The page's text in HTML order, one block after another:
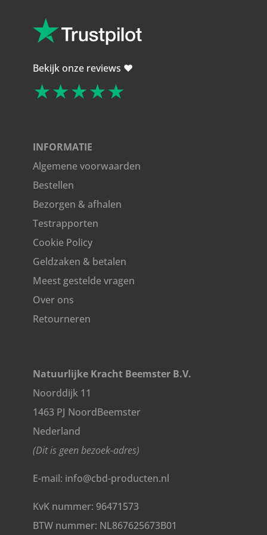
Bekijk onze reviews ❤️
★★★★★
INFORMATIE
Algemene voorwaarden
Bestellen
Bezorgen & afhalen
Testrapporten
Cookie Policy
Geldzaken & betalen
Meest gestelde vragen
Over ons
Retourneren
Natuurlijke Kracht Beemster B.V.
Noorddijk 11
1463 PJ NoordBeemster
Nederland
(Dit is geen bezoek-adres)
E-mail: info@cbd-producten.nl
KvK nummer: 96471573
BTW nummer: NL867625673B01